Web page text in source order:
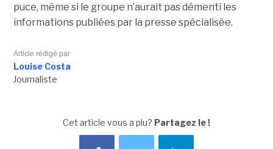
puce, même si le groupe n’aurait pas démenti les
informations publiées par la presse spécialisée.
Article rédigé par
Louise Costa
Journaliste
Cet article vous a plu? Partagez le !